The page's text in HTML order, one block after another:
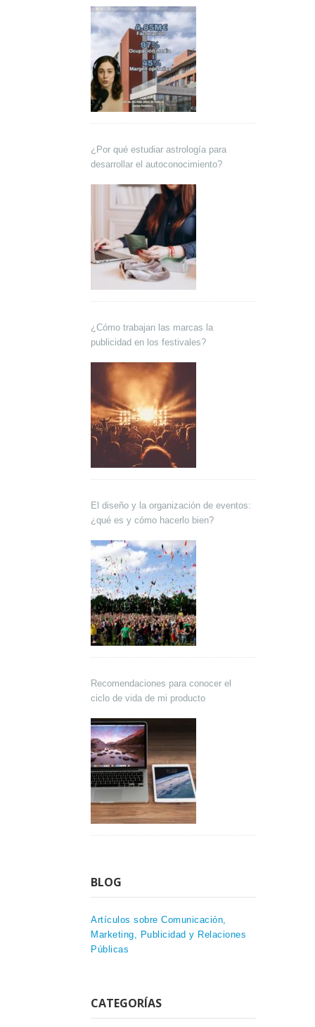
¿Por qué estudiar astrología para
desarrollar el autoconocimiento?
¿Cómo trabajan las marcas la
publicidad en los festivales?
El diseño y la organización de eventos:
¿qué es y cómo hacerlo bien?
Recomendaciones para conocer el
ciclo de vida de mi producto
BLOG
Artículos sobre Comunicación,
Marketing, Publicidad y Relaciones
Públicas
CATEGORÍAS